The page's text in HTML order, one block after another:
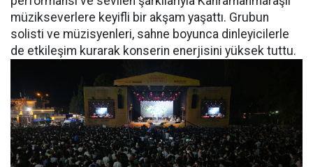
müzikseverlere keyifli bir akşam yaşattı. Grubun
solisti ve müzisyenleri, sahne boyunca dinleyicilerle
de etkileşim kurarak konserin enerjisini yüksek tuttu.